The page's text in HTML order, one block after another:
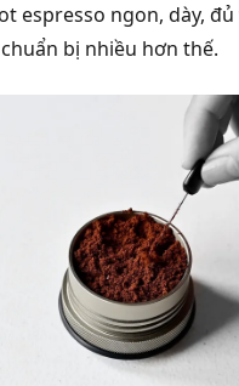
espresso ngon, dày,
bị nhiều hơn thế.